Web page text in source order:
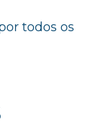
todos os